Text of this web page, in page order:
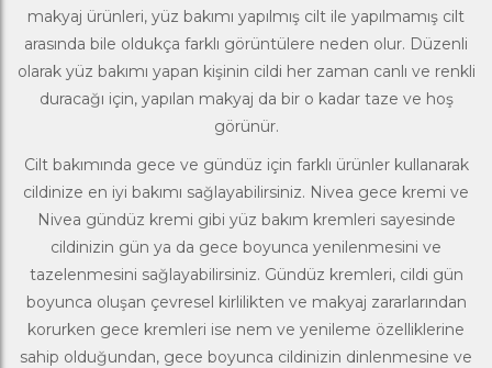
makyaj ürünleri, yüz bakımı yapılmış cilt ile yapılmamış cilt
arasında bile oldukça farklı görüntülere neden olur. Düzenli
olarak yüz bakımı yapan kişinin cildi her zaman canlı ve renkli
duracağı için, yapılan makyaj da bir o kadar taze ve hoş
görünür.
Cilt bakımında gece ve gündüz için farklı ürünler kullanarak
cildinize en iyi bakımı sağlayabilirsiniz. Nivea gece kremi ve
Nivea gündüz kremi gibi yüz bakım kremleri sayesinde
cildinizin gün ya da gece boyunca yenilenmesini ve
tazelenmesini sağlayabilirsiniz. Gündüz kremleri, cildi gün
boyunca oluşan çevresel kirlilikten ve makyaj zararlarından
korurken gece kremleri ise nem ve yenileme özelliklerine
sahip olduğundan, gece boyunca cildinizin dinlenmesine ve